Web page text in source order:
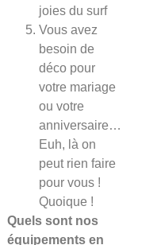
joies du surf
Vous avez
besoin de
déco pour
votre mariage
ou votre
anniversaire…
Euh, là on
peut rien faire
pour vous !
Quoique !
Quels sont nos
équipements en